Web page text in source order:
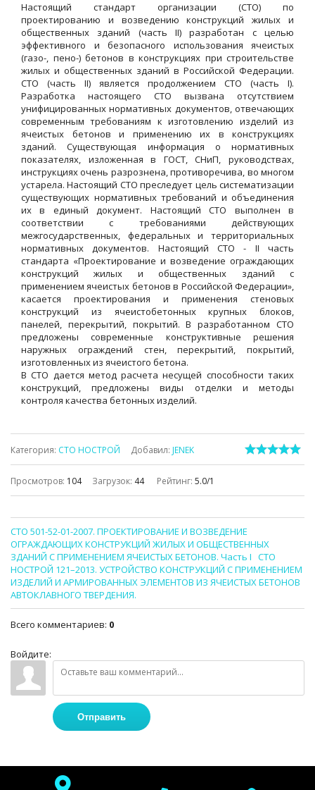
Настоящий стандарт организации (СТО) по
проектированию и возведению конструкций жилых и
общественных зданий (часть II) разработан с целью
эффективного и безопасного использования ячеистых
(газо-, пено-) бетонов в конструкциях при строительстве
жилых и общественных зданий в Российской Федерации.
СТО (часть II) является продолжением СТО (часть I).
Разработка настоящего СТО вызвана отсутствием
унифицированных нормативных документов, отвечающих
современным требованиям к изготовлению изделий из
ячеистых бетонов и применению их в конструкциях
зданий. Существующая информация о нормативных
показателях, изложенная в ГОСТ, СНиП, руководствах,
инструкциях очень разрознена, противоречива, во многом
устарела. Настоящий СТО преследует цель систематизации
существующих нормативных требований и объединения
их в единый документ. Настоящий СТО выполнен в
соответствии с требованиями действующих
межгосударственных, федеральных и территориальных
нормативных документов. Настоящий СТО - II часть
стандарта «Проектирование и возведение ограждающих
конструкций жилых и общественных зданий с
применением ячеистых бетонов в Российской Федерации»,
касается проектирования и применения стеновых
конструкций из ячеистобетонных крупных блоков,
панелей, перекрытий, покрытий. В разработанном СТО
предложены современные конструктивные решения
наружных ограждений стен, перекрытий, покрытий,
изготовленных из ячеистого бетона.
В СТО дается метод расчета несущей способности таких
конструкций, предложены виды отделки и методы
контроля качества бетонных изделий.
Категория: СТО НОСТРОЙ Добавил: JENEK
Просмотров: 104 Загрузок: 44 Рейтинг: 5.0/1
СТО 501-52-01-2007. ПРОЕКТИРОВАНИЕ И ВОЗВЕДЕНИЕ
ОГРАЖДАЮЩИХ КОНСТРУКЦИЙ ЖИЛЫХ И ОБЩЕСТВЕННЫХ
ЗДАНИЙ С ПРИМЕНЕНИЕМ ЯЧЕИСТЫХ БЕТОНОВ. Часть I СТО
НОСТРОЙ 121–2013. УСТРОЙСТВО КОНСТРУКЦИЙ С ПРИМЕНЕНИЕМ
ИЗДЕЛИЙ И АРМИРОВАННЫХ ЭЛЕМЕНТОВ ИЗ ЯЧЕИСТЫХ БЕТОНОВ
АВТОКЛАВНОГО ТВЕРДЕНИЯ.
Всего комментариев: 0
Войдите:
Отправить